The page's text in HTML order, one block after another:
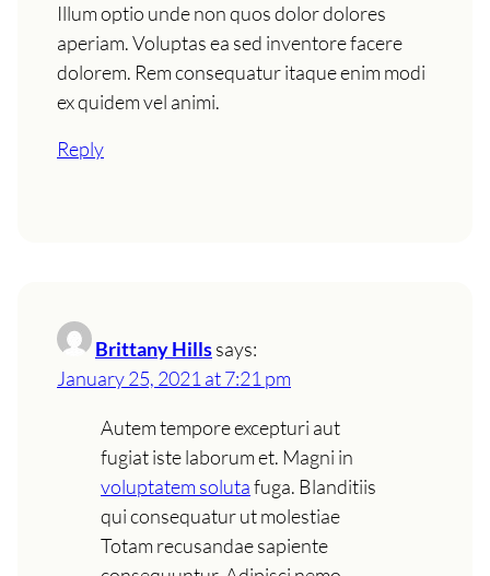
Illum optio unde non quos dolor dolores
aperiam. Voluptas ea sed inventore facere
dolorem. Rem consequatur itaque enim modi
ex quidem vel animi.
Reply
Brittany Hillssays:
January 25, 2021 at 7:21 pm
Autem tempore excepturi aut
fugiat iste laborum et. Magni in
voluptatem solutafuga. Blanditiis
qui consequatur ut molestiae
Totam recusandae sapiente